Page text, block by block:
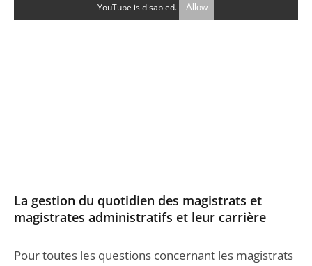
YouTube is disabled. Allow
La gestion du quotidien des magistrats et
magistrates administratifs et leur carrière
Pour toutes les questions concernant les magistrats